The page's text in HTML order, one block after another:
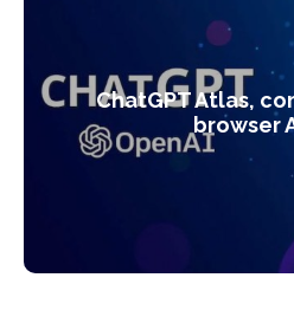
ChatGPT Atlas,
browser